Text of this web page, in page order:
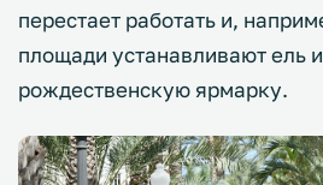
перестает работать и,
площади устанавливают ель
рождественскую ярмарку.